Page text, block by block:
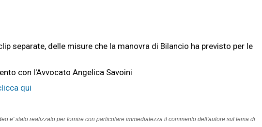
Angelica
studio nel 2012; si occupa prevalentemente di contenziosi del lavoro privato,
e del pubblico impiego, e di supporto consulenziale alle imprese, con specifico
separate, delle misure che la manovra di Bilancio ha previsto per le
con l'Avvocato Angelica Savoini
qui
e' stato realizzato per fornire con particolare immediatezza il commento dell'autore sul tema di